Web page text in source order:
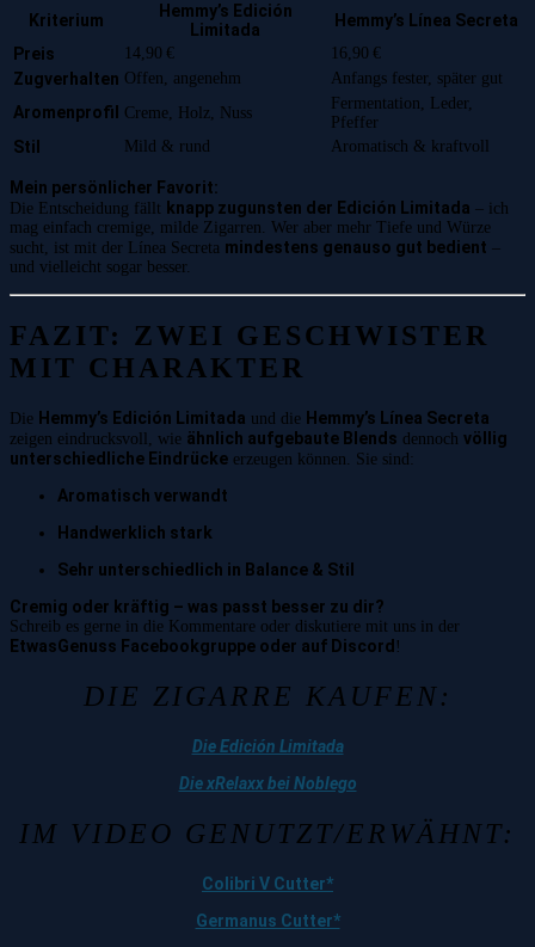
Kriterium
Hemmy’s Edición
Limitada
Hemmy’s Línea Secreta
Preis
14,90 € 16,90 €
Zugverhalten Offen, angenehm Anfangs fester, später gut
Aromenprofil Creme, Holz, Nuss
Fermentation, Leder,
Pfeffer
Stil Mild & rund Aromatisch & kraftvoll
Mein persönlicher Favorit:
Die Entscheidung fällt knapp zugunsten der Edición Limitada – ich
mag einfach cremige, milde Zigarren. Wer aber mehr Tiefe und Würze
sucht, ist mit der Línea Secreta mindestens genauso gut bedient –
und vielleicht sogar besser.
FAZIT: ZWEI GESCHWISTER
MIT CHARAKTER
Die Hemmy’s Edición Limitada und die Hemmy’s Línea Secreta
zeigen eindrucksvoll, wie ähnlich aufgebaute Blends dennoch völlig
unterschiedliche Eindrücke erzeugen können. Sie sind:
Aromatisch verwandt
Handwerklich stark
Sehr unterschiedlich in Balance & Stil
Cremig oder kräftig – was passt besser zu dir?
Schreib es gerne in die Kommentare oder diskutiere mit uns in der
EtwasGenuss Facebookgruppe oder auf Discord !
DIE ZIGARRE KAUFEN:
Die Edición Limitada
Die xRelaxx bei Noblego
IM VIDEO GENUTZT/ERWÄHNT:
Colibri V Cutter*
Germanus Cutter*